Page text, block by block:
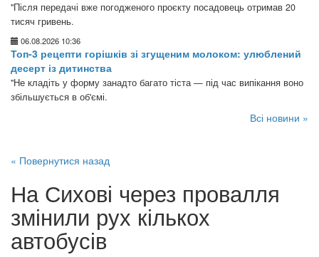
"Після передачі вже погодженого проєкту посадовець отримав 20
тисяч гривень.
06.08.2026 10:36
Топ-3 рецепти горішків зі згущеним молоком: улюблений
десерт із дитинства
"Не кладіть у форму занадто багато тіста — під час випікання воно
збільшується в об'ємі.
Всі новини »
« Повернутися назад
На Сихові через провалля
змінили рух кількох
автобусів